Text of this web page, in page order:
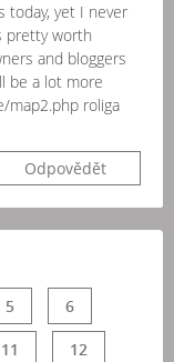
today, yet I never
pretty worth
and bloggers
be a lot more
map2.php roliga
Odpovědět
5 6
11 12